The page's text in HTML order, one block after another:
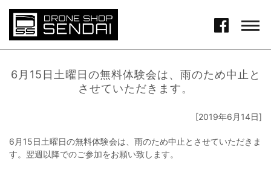
6月15日土曜日の無料体験会は、雨のため中止と
させていただきます。
[2019年6月14日]
6月15日土曜日の無料体験会は、雨のため中止とさせていただきま
す。翌週以降でのご参加をお願い致します。